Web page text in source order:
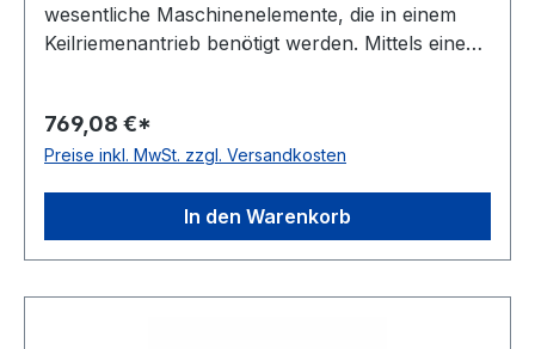
wesentliche Maschinenelemente, die in einem
Keilriemenantrieb benötigt werden. Mittels eines
Scheibenart auch Keil- oder Rillenscheibe
genannt. Der Werkstoff ist meist Grauguss,
Gewicht: 37 kgkg Warenursprung: VRC
Zolltarifnummer: 8483 50 20 EAN:
Wirkdurchmesser Dw: 425 mmmm Anzahl Rillen:
769,08 €*
Preise inkl. MwSt. zzgl. Versandkosten
In den Warenkorb